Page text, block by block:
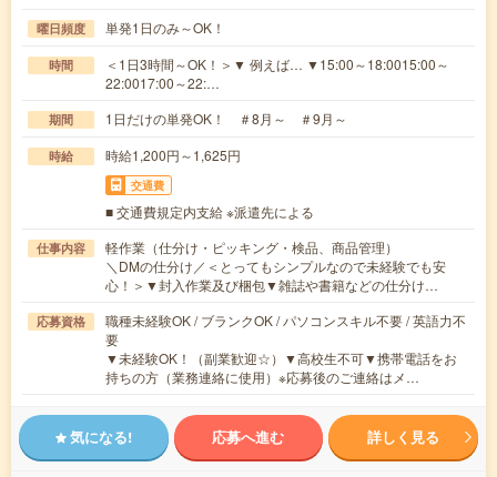
曜日頻度 単発1日のみ～OK！
時間
＜1日3時間～OK！＞▼ 例えば… ▼15:00～18:0015:00～
22:0017:00～22:…
期間 1日だけの単発OK！ ＃8月～ ＃9月～
時給 時給1,200円～1,625円
交通費
■ 交通費規定内支給 ※派遣先による
仕事内容
軽作業（仕分け・ピッキング・検品、商品管理）
＼DMの仕分け／＜とってもシンプルなので未経験でも安
心！＞▼封入作業及び梱包▼雑誌や書籍などの仕分け…
応募資格
職種未経験OK / ブランクOK / パソコンスキル不要 / 英語力不
要
▼未経験OK！（副業歓迎☆）▼高校生不可▼携帯電話をお
持ちの方（業務連絡に使用）※応募後のご連絡はメ…
気になる! 応募へ進む 詳しく見る